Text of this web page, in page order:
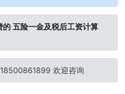
五险一金及税后工资计算
欢迎咨询